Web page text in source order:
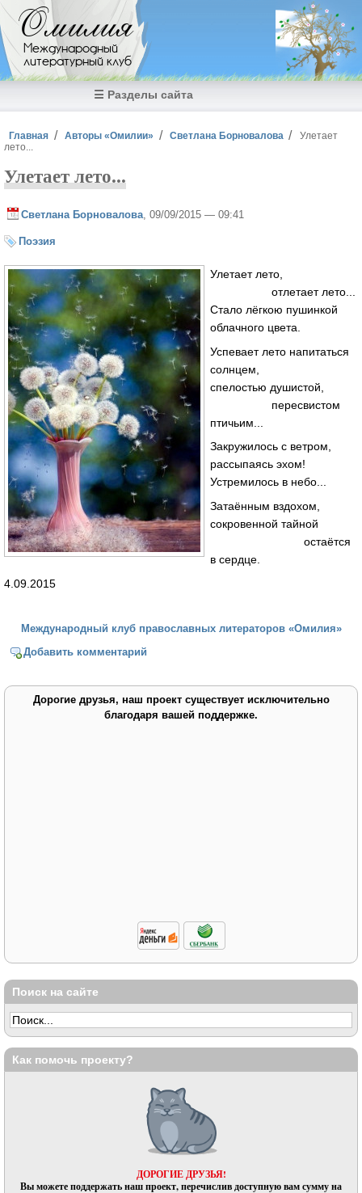
Перейти к основному содержанию
Омилия
Международный
литературный клуб
☰ Разделы сайта
Вы здесь
Главная Авторы «Омилии» Светлана Борновалова
Улетает
лето...
Улетает лето...
Светлана Борновалова , 09/09/2015 — 09:41
Поэзия
Улетает лето,
отлетает лето...
Стало лёгкою пушинкой
облачного цвета.
Успевает лето напитаться
солнцем,
спелостью душистой,
пересвистом
птичьим...
Закружилось с ветром,
рассыпаясь эхом!
Устремилось в небо...
Затаённым вздохом,
сокровенной тайной
остаётся
в сердце.
4.09.2015
Международный клуб православных литераторов «Омилия»
Добавить комментарий
Дорогие друзья, наш проект существует исключительно
благодаря вашей поддержке.
Поиск на сайте
Как помочь проекту?
ДОРОГИЕ ДРУЗЬЯ!
Вы можете поддержать наш проект, перечислив доступную вам сумму на